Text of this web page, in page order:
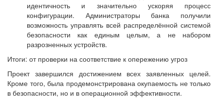
идентичность и значительно ускоряя процесс
конфигурации. Администраторы банка получили
возможность управлять всей распределённой системой
безопасности как единым целым, а не набором
разрозненных устройств.
Итоги: от проверки на соответствие к опережению угроз
Проект завершился достижением всех заявленных целей.
Кроме того, была продемонстрирована окупаемость не только
в безопасности, но и в операционной эффективности.